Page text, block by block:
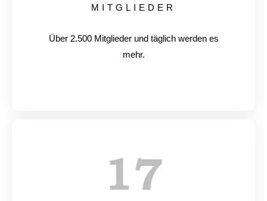
MITGLIEDER
Über 2.500 Mitglieder und täglich werden es
mehr.
17